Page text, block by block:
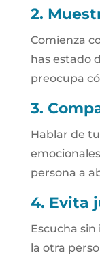
2.
Comienza
has estado
preocupa
3.
Hablar de
persona a
4. Evita
Escucha
la otra